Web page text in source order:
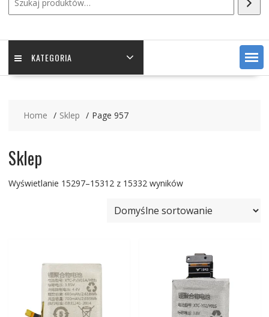
KATEGORIA
Home Sklep Page 957
Sklep
Wyświetlanie 15297–15312 z 15332 wyników